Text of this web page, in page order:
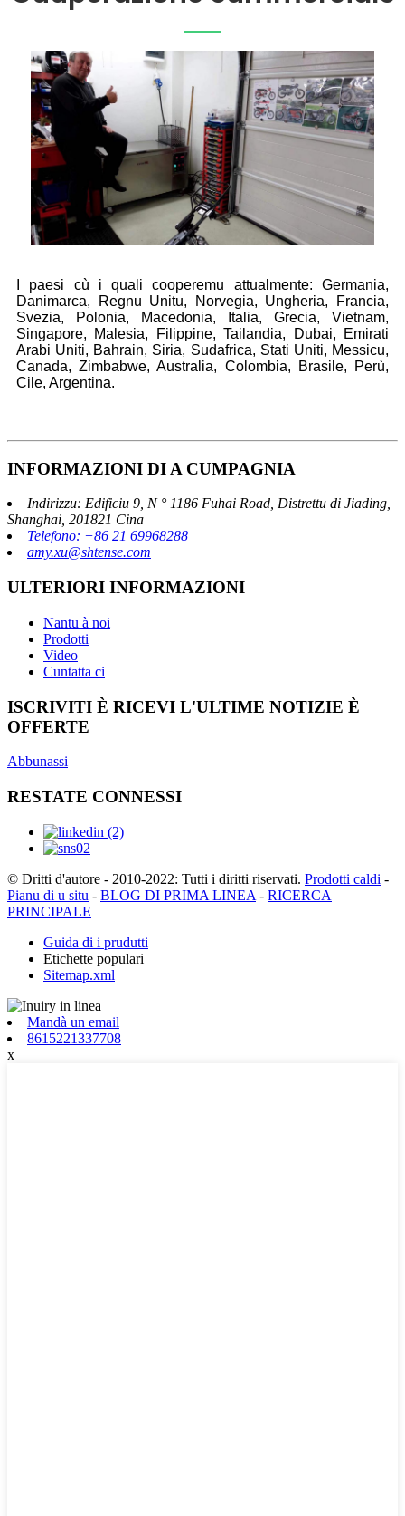
I paesi cù i quali cooperemu attualmente: Germania,
Danimarca, Regnu Unitu, Norvegia, Ungheria, Francia,
Svezia, Polonia, Macedonia, Italia, Grecia, Vietnam,
Singapore, Malesia, Filippine, Tailandia, Dubai, Emirati
Arabi Uniti, Bahrain, Siria, Sudafrica, Stati Uniti, Messicu,
Canada, Zimbabwe, Australia, Colombia, Brasile, Perù,
Cile, Argentina.
INFORMAZIONI DI A CUMPAGNIA
Indirizzu: Edificiu 9, N ° 1186 Fuhai Road, Distrettu di Jiading,
Shanghai, 201821 Cina
Telefono: +86 21 69968288
amy.xu@shtense.com
ULTERIORI INFORMAZIONI
Nantu à noi
Prodotti
Video
Cuntatta ci
ISCRIVITI È RICEVI L'ULTIME NOTIZIE È
OFFERTE
Abbunassi
RESTATE CONNESSI
© Dritti d'autore - 2010-2022: Tutti i diritti riservati. Prodotti caldi -
Pianu di u situ - BLOG DI PRIMA LINEA - RICERCA
PRINCIPALE
Guida di i prudutti
Etichette populari
Sitemap.xml
Mandà un email
8615221337708
x